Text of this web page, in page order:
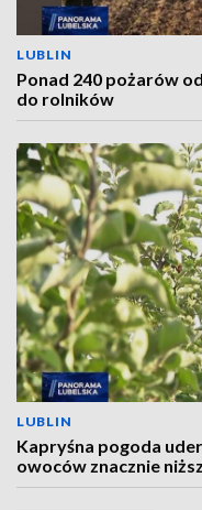
LUBLIN
Ponad 240 pożarów
do rolników
LUBLIN
Kapryśna pogoda
owoców znacznie